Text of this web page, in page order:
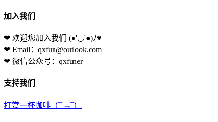
加入我们
❤ 欢迎您加入我们 (●'◡'●)ﾉ♥
❤ Email：qxfun@outlook.com
❤ 微信公众号：qxfuner
支持我们
打赏一杯咖啡 （¯﹃¯）